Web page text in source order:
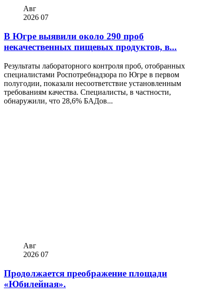
Авг
2026 07
В Югре выявили около 290 проб
некачественных пищевых продуктов, в...
Результаты лабораторного контроля проб, отобранных
специалистами Роспотребнадзора по Югре в первом
полугодии, показали несоответствие установленным
требованиям качества. Специалисты, в частности,
обнаружили, что 28,6% БАДов...
Авг
2026 07
Продолжается преображение площади
«Юбилейная».